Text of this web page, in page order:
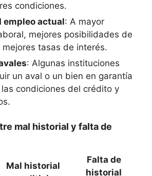
condiciones.
empleo actual: A mayor
mejores posibilidades de
tasas de interés.
: Algunas instituciones
un aval o un bien en garantía
condiciones del crédito y
mal historial y falta de
Mal historial
Falta de
historial